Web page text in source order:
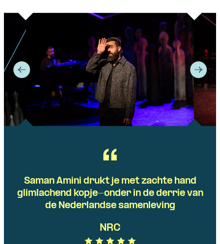
Saman Amini drukt je met zachte hand
glimlachend kopje-onder in de derrie van
de Nederlandse samenleving
NRC